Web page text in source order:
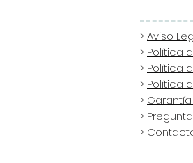
>Aviso
> Política
> Política
> Política
>
>
>